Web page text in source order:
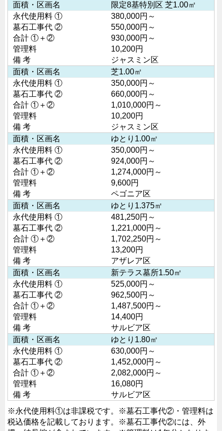
面積・区画名
限定8基特別区 芝1.00㎡
永代使用料 ①
380,000円～
墓石工事代 ②
550,000円～
合計 ①＋②
930,000円～
管理料
10,200円
備 考
ジャスミン区
面積・区画名
芝1.00㎡
永代使用料 ①
350,000円～
墓石工事代 ②
660,000円～
合計 ①＋②
1,010,000円～
管理料
10,200円
備 考
ジャスミン区
面積・区画名
ゆとり1.00㎡
永代使用料 ①
350,000円～
墓石工事代 ②
924,000円～
合計 ①＋②
1,274,000円～
管理料
9,600円
備 考
ペゴニア区
面積・区画名
ゆとり1.375㎡
永代使用料 ①
481,250円～
墓石工事代 ②
1,221,000円～
合計 ①＋②
1,702,250円～
管理料
13,200円
備 考
アザレア区
面積・区画名
新テラス墓所1.50㎡
永代使用料 ①
525,000円～
墓石工事代 ②
962,500円～
合計 ①＋②
1,487,500円～
管理料
14,400円
備 考
サルビア区
面積・区画名
ゆとり1.80㎡
永代使用料 ①
630,000円～
墓石工事代 ②
1,452,000円～
合計 ①＋②
2,082,000円～
管理料
16,080円
備 考
サルビア区
※永代使用料①は非課税です。
※墓石工事代②・管理料は
税込価格を記載しております。
※墓石工事代②には、外